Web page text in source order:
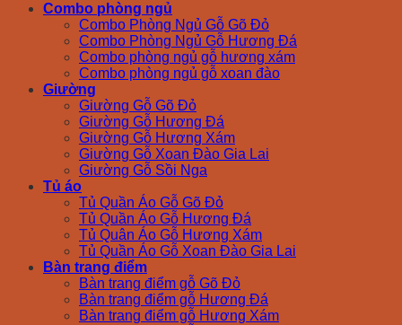
Combo phòng ngủ
Combo Phòng Ngủ Gỗ Gõ Đỏ
Combo Phòng Ngủ Gỗ Hương Đá
Combo phòng ngủ gỗ hương xám
Combo phòng ngủ gỗ xoan đào
Giường
Giường Gỗ Gõ Đỏ
Giường Gỗ Hương Đá
Giường Gỗ Hương Xám
Giường Gỗ Xoan Đào Gia Lai
Giường Gỗ Sồi Nga
Tủ áo
Tủ Quần Áo Gỗ Gõ Đỏ
Tủ Quần Áo Gỗ Hương Đá
Tủ Quân Áo Gỗ Hương Xám
Tủ Quần Áo Gỗ Xoan Đào Gia Lai
Bàn trang điểm
Bàn trang điểm gỗ Gõ Đỏ
Bàn trang điểm gỗ Hương Đá
Bàn trang điểm gỗ Hương Xám